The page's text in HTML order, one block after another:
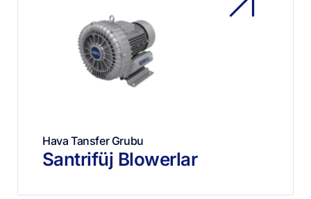
Hava Tansfer Grubu
Santrifüj Blowerlar